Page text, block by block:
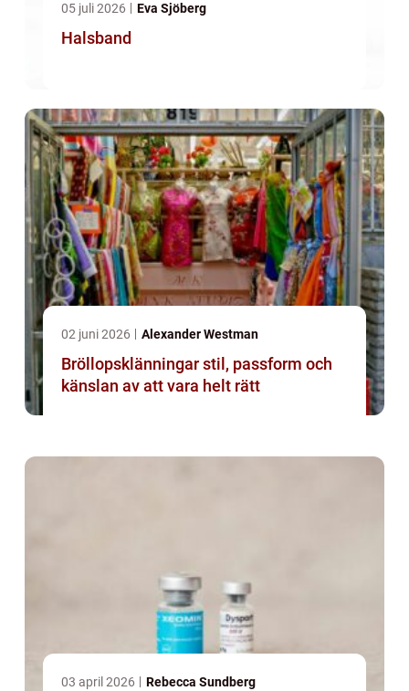
05 juli 2026 Eva Sjöberg
Halsband
02 juni 2026 Alexander Westman
Bröllopsklänningar stil, passform och
känslan av att vara helt rätt
03 april 2026 Rebecca Sundberg